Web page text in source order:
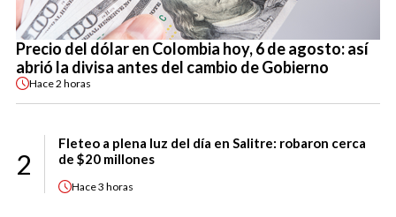
Precio del dólar en Colombia hoy, 6 de agosto: así
abrió la divisa antes del cambio de Gobierno
Hace2 horas
2
Fleteo a plena luz del día en Salitre: robaron cerca
de $20 millones
Hace3 horas